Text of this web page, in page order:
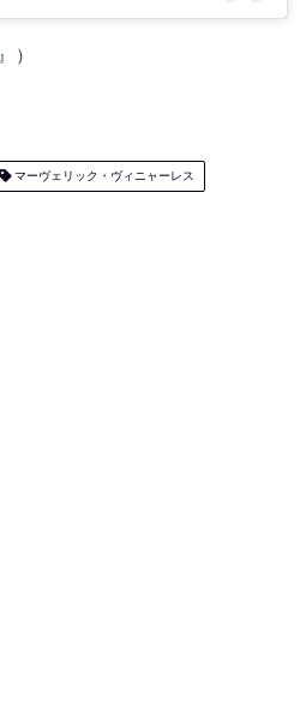
』）
マーヴェリック・ヴィニャーレス